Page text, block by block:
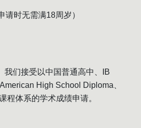
请时无需满18周岁）
我们接受以中国普通高中、IB
High School Diploma、
程体系的学术成绩申请。